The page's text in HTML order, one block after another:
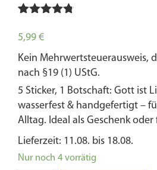
mit 4.67
von 5,
basierend
Kundenbewertungen
5,99 €
Kein Mehrwertsteuerausweis,
nach §19 (1) UStG.
5 Sticker, 1 Botschaft: Gott ist
wasserfest & handgefertigt –
Alltag. Ideal als Geschenk oder
Lieferzeit: 11.08. bis 18.08.
Nur noch 4 vorrätig